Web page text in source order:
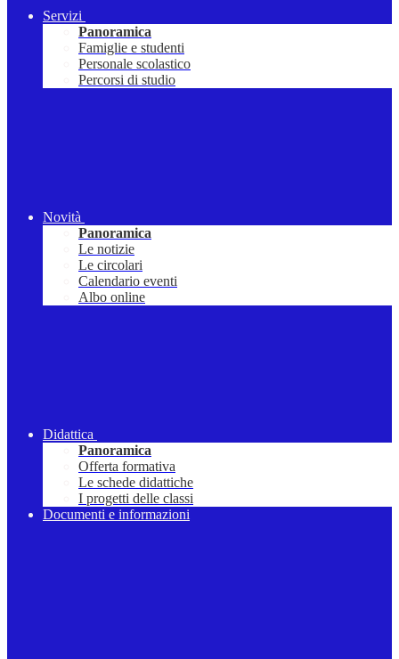
Servizi
Panoramica
Famiglie e studenti
Personale scolastico
Percorsi di studio
Novità
Panoramica
Le notizie
Le circolari
Calendario eventi
Albo online
Didattica
Panoramica
Offerta formativa
Le schede didattiche
I progetti delle classi
Documenti e informazioni